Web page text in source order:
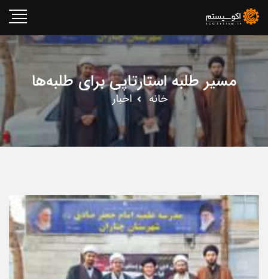
مسیر طلبه استارتاپی برای طلبه‌ها
خانه اخبار